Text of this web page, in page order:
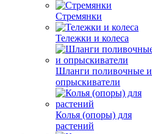
Стремянки
Тележки и колеса
Шланги поливочные и
опрыскиватели
Колья (опоры) для
растений